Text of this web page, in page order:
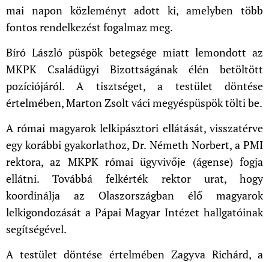
mai napon közleményt adott ki, amelyben több
fontos rendelkezést fogalmaz meg.
Bíró László püspök betegsége miatt lemondott az
MKPK Családügyi Bizottságának élén betöltött
pozíciójáról. A tisztséget, a testület döntése
értelmében, Marton Zsolt váci megyéspüspök tölti be.
A római magyarok lelkipásztori ellátását, visszatérve
egy korábbi gyakorlathoz, Dr. Németh Norbert, a PMI
rektora, az MKPK római ügyvivője (ágense) fogja
ellátni. Továbbá felkérték rektor urat, hogy
koordinálja az Olaszországban élő magyarok
lelkigondozását a Pápai Magyar Intézet hallgatóinak
segítségével.
A testület döntése értelmében Zagyva Richárd, a